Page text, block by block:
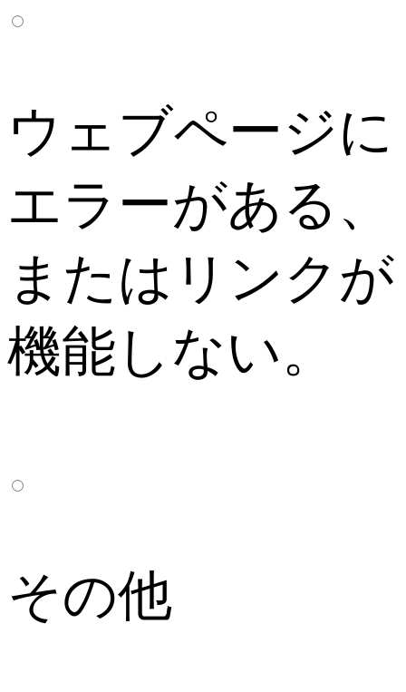
ウェブページに
エラーがある、
またはリンクが
機能しない。
その他